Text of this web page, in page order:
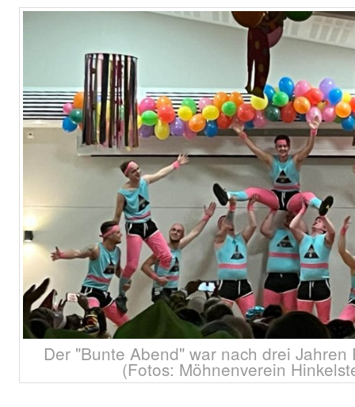
Der "Bunte Abend" war nach drei
(Fotos: Möhnenverein